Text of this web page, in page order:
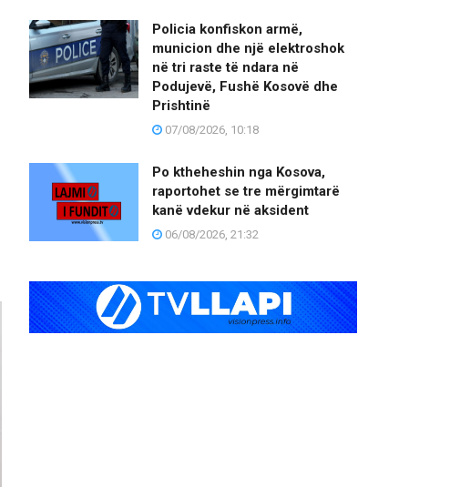
Policia konfiskon armë,
municion dhe një elektroshok
në tri raste të ndara në
Podujevë, Fushë Kosovë dhe
Prishtinë
07/08/2026, 10:18
Po ktheheshin nga Kosova,
raportohet se tre mërgimtarë
kanë vdekur në aksident
06/08/2026, 21:32